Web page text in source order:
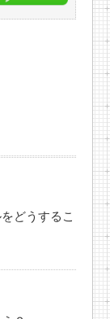
どうするこ